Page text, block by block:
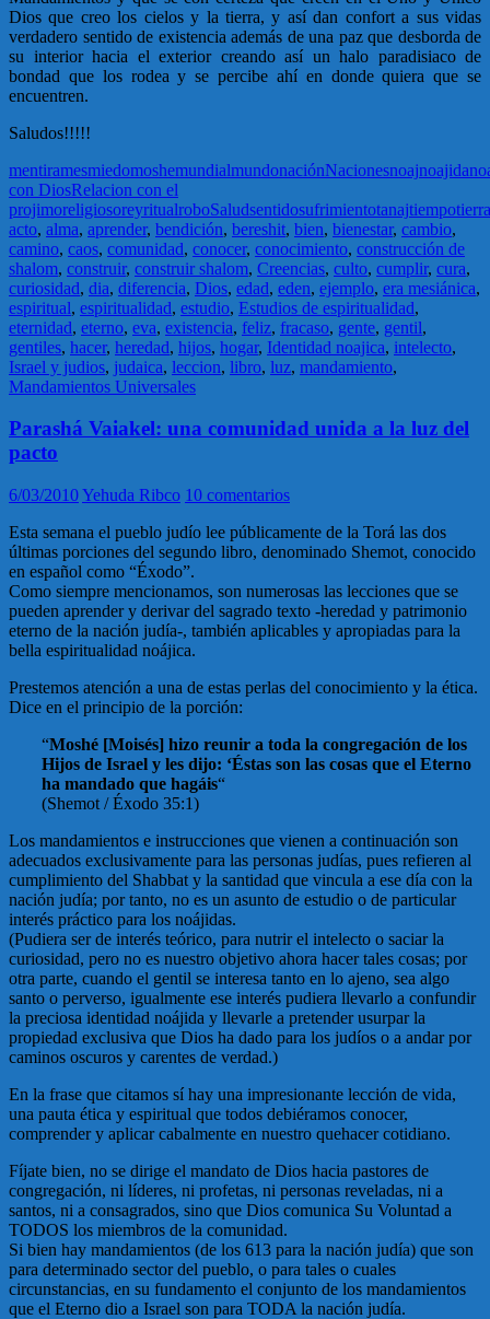
Dios que creo los cielos y la tierra, y así dan confort a sus vidas
verdadero sentido de existencia además de una paz que desborda de
su interior hacia el exterior creando así un halo paradisiaco de
bondad que los rodea y se percibe ahí en donde quiera que se
encuentren.
Saludos!!!!!
mentiramesmiedomoshemundialmundonaciónNacionesnoajnoajida
con DiosRelacion con el
projimoreligiosoreyritualroboSaludsentidosufrimientotanajtiempotierra
acto, alma, aprender, bendición, bereshit, bien, bienestar, cambio,
camino, caos, comunidad, conocer, conocimiento, construcción de
shalom, construir, construir shalom, Creencias, culto, cumplir, cura,
curiosidad, dia, diferencia, Dios, edad, eden, ejemplo, era mesiánica,
espiritual, espiritualidad, estudio, Estudios de espiritualidad,
eternidad, eterno, eva, existencia, feliz, fracaso, gente, gentil,
gentiles, hacer, heredad, hijos, hogar, Identidad noajica, intelecto,
Israel y judios, judaica, leccion, libro, luz, mandamiento,
Mandamientos Universales
Parashá Vaiakel: una comunidad unida a la luz del
pacto
6/03/2010Yehuda Ribco 10 comentarios
Esta semana el pueblo judío lee públicamente de la Torá las dos
últimas porciones del segundo libro, denominado Shemot, conocido
en español como “Éxodo”.
Como siempre mencionamos, son numerosas las lecciones que se
pueden aprender y derivar del sagrado texto -heredad y patrimonio
eterno de la nación judía-, también aplicables y apropiadas para la
bella espiritualidad noájica.
Prestemos atención a una de estas perlas del conocimiento y la ética.
Dice en el principio de la porción:
“Moshé [Moisés] hizo reunir a toda la congregación de los
Hijos de Israel y les dijo: ‘Éstas son las cosas que el Eterno
ha mandado que hagáis“
(Shemot / Éxodo 35:1)
Los mandamientos e instrucciones que vienen a continuación son
adecuados exclusivamente para las personas judías, pues refieren al
cumplimiento del Shabbat y la santidad que vincula a ese día con la
nación judía; por tanto, no es un asunto de estudio o de particular
interés práctico para los noájidas.
(Pudiera ser de interés teórico, para nutrir el intelecto o saciar la
curiosidad, pero no es nuestro objetivo ahora hacer tales cosas; por
otra parte, cuando el gentil se interesa tanto en lo ajeno, sea algo
santo o perverso, igualmente ese interés pudiera llevarlo a confundir
la preciosa identidad noájida y llevarle a pretender usurpar la
propiedad exclusiva que Dios ha dado para los judíos o a andar por
caminos oscuros y carentes de verdad.)
En la frase que citamos sí hay una impresionante lección de vida,
una pauta ética y espiritual que todos debiéramos conocer,
comprender y aplicar cabalmente en nuestro quehacer cotidiano.
Fíjate bien, no se dirige el mandato de Dios hacia pastores de
congregación, ni líderes, ni profetas, ni personas reveladas, ni a
santos, ni a consagrados, sino que Dios comunica Su Voluntad a
TODOS los miembros de la comunidad.
Si bien hay mandamientos (de los 613 para la nación judía) que son
para determinado sector del pueblo, o para tales o cuales
circunstancias, en su fundamento el conjunto de los mandamientos
que el Eterno dio a Israel son para TODA la nación judía.